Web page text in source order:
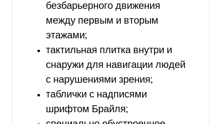
безбарьерного движения
между первым и вторым
этажами;
тактильная плитка внутри и
снаружи для навигации людей
с нарушениями зрения;
таблички с надписями
шрифтом Брайля;